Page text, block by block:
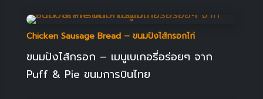
Chicken Sausage Bread – ขนมปังไส้กรอกไก่
ขนมปังไส้กรอก – เมนูเบเกอรี่อร่อยๆ จาก
Puff & Pie ขนมการบินไทย